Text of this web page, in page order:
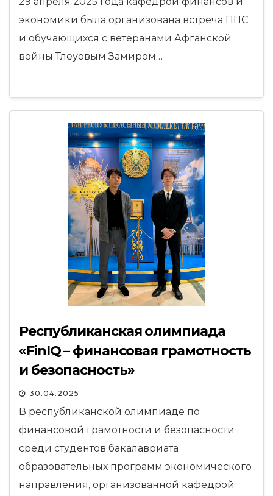
экономики была организована встреча ППС
и обучающихся с ветеранами Афганской
войны Тлеуовым Замиром…
Республиканская олимпиада
«FinIQ – финансовая грамотность
и безопасность»
30.04.2025
В республиканской олимпиаде по
финансовой грамотности и безопасности
среди студентов бакалавриата
образовательных программ экономического
направления, организованной кафедрой